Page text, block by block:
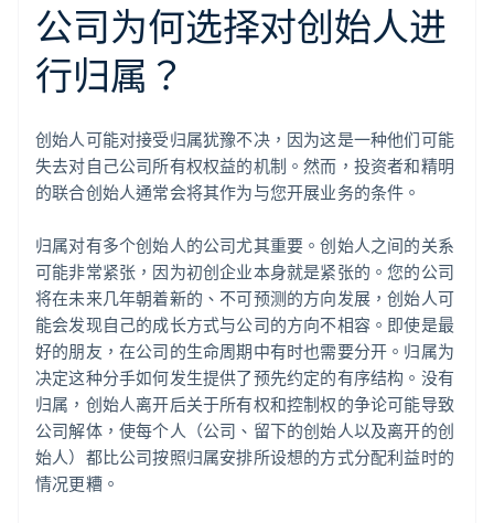
公司为何选择对创始人进
行归属？
创始人可能对接受归属犹豫不决，因为这是一种他们可能
失去对自己公司所有权权益的机制。然而，投资者和精明
的联合创始人通常会将其作为与您开展业务的条件。
归属对有多个创始人的公司尤其重要。创始人之间的关系
可能非常紧张，因为初创企业本身就是紧张的。您的公司
将在未来几年朝着新的、不可预测的方向发展，创始人可
能会发现自己的成长方式与公司的方向不相容。即使是最
好的朋友，在公司的生命周期中有时也需要分开。归属为
决定这种分手如何发生提供了预先约定的有序结构。没有
归属，创始人离开后关于所有权和控制权的争论可能导致
公司解体，使每个人（公司、留下的创始人以及离开的创
始人）都比公司按照归属安排所设想的方式分配利益时的
情况更糟。